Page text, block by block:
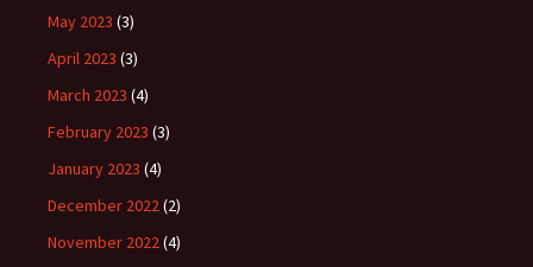
May 2023 (3)
April 2023 (3)
March 2023 (4)
February 2023 (3)
January 2023 (4)
December 2022(2)
November 2022(4)